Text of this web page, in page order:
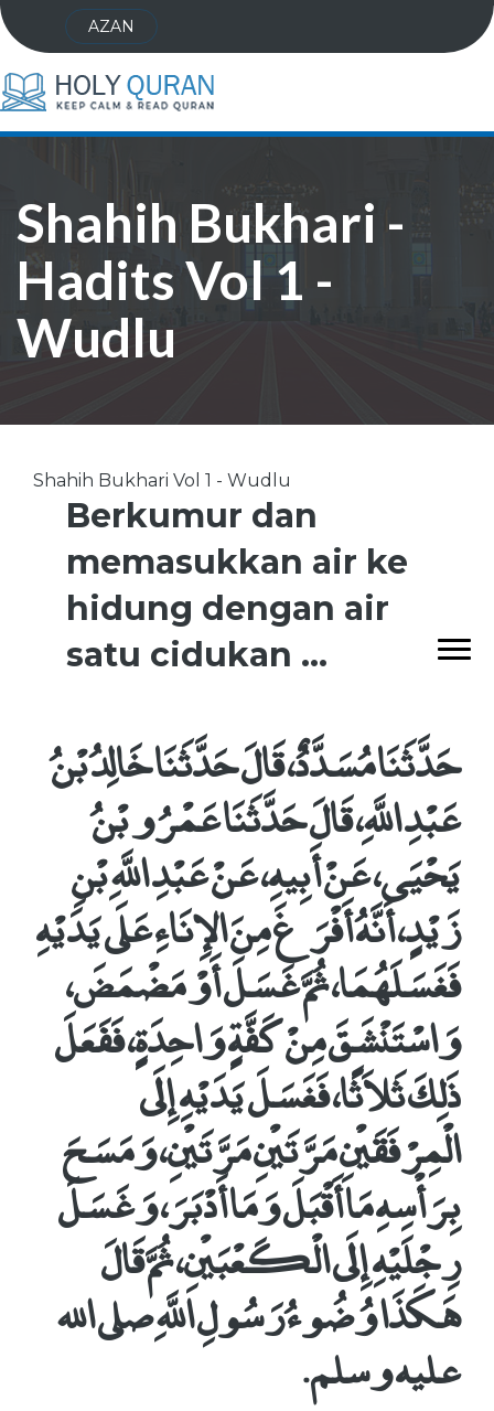
AZAN
Shahih Bukhari -
Hadits Vol 1 -
Wudlu
Shahih Bukhari Vol 1 - Wudlu
Berkumur dan
memasukkan air ke
hidung dengan air
satu cidukan ...
حَدَّثَنَا مُسَدَّدٌ، قَالَ حَدَّثَنَا خَالِدُ بْنُ
عَبْدِ اللَّهِ، قَالَ حَدَّثَنَا عَمْرُو بْنُ
يَحْيَى، عَنْ أَبِيهِ، عَنْ عَبْدِ اللَّهِ بْنِ
زَيْدٍ، أَنَّهُ أَفْرَغَ مِنَ الإِنَاءِ عَلَى يَدَيْهِ
فَغَسَلَهُمَا، ثُمَّ غَسَلَ أَوْ مَضْمَضَ،
وَاسْتَنْشَقَ مِنْ كَفَّةٍ وَاحِدَةٍ، فَفَعَلَ
ذَلِكَ ثَلاَثًا، فَغَسَلَ يَدَيْهِ إِلَى
الْمِرْفَقَيْنِ مَرَّتَيْنِ مَرَّتَيْنِ، وَمَسَحَ
بِرَأْسِهِ مَا أَقْبَلَ وَمَا أَدْبَرَ، وَغَسَلَ
رِجْلَيْهِ إِلَى الْكَعْبَيْنِ، ثُمَّ قَالَ
هَكَذَا وُضُوءُ رَسُولِ اللَّهِ صلى الله
عليه وسلم‏.‏